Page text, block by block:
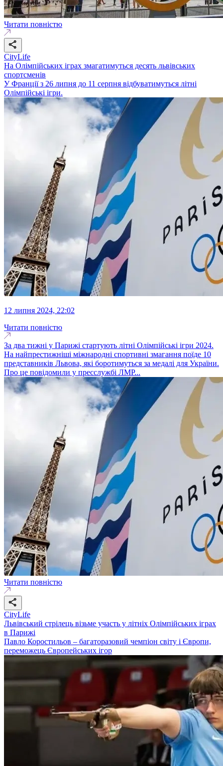
Читати повністю
CityLife
На Олімпійських іграх змагатимуться десять львівських
спортсменів
У Франції з 26 липня до 11 серпня відбуватимуться літні
Олімпійські ігри.
12 липня 2024, 22:02
Читати повністю
За два тижні у Парижі стартують літні Олімпійські ігри 2024.
На найпрестижніші міжнародні спортивні змагання поїде 10
представників Львова, які боротимуться за медалі для України.
Про це повідомили у пресслужбі ЛМР...
Читати повністю
CityLife
Львівський стрілець візьме участь у літніх Олімпійських іграх
в Парижі
Павло Коростильов – багаторазовий чемпіон світу і Європи,
переможець Європейських ігор